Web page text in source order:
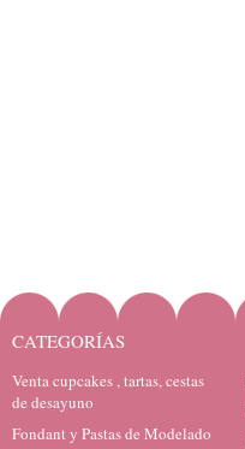
CATEGORÍAS
Venta cupcakes , tartas, cestas
de desayuno
Fondant y Pastas de Modelado